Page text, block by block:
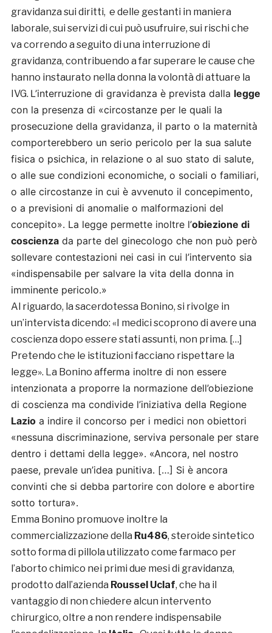
gravidanza sui diritti, e delle gestanti in maniera
laborale, sui servizi di cui può usufruire, sui rischi che
va correndo a seguito di una interruzione di
gravidanza, contribuendo a far superare le cause che
hanno instaurato nella donna la volontà di attuare la
IVG. L’interruzione di gravidanza è prevista dalla legge
con la presenza di «circostanze per le quali la
prosecuzione della gravidanza, il parto o la maternità
comporterebbero un serio pericolo per la sua salute
fisica o psichica, in relazione o al suo stato di salute,
o alle sue condizioni economiche, o sociali o familiari,
o alle circostanze in cui è avvenuto il concepimento,
o a previsioni di anomalie o malformazioni del
concepito». La legge permette inoltre l’obiezione di
coscienzada parte del ginecologo che non può però
sollevare contestazioni nei casi in cui l’intervento sia
«indispensabile per salvare la vita della donna in
imminente pericolo.»
Al riguardo, la sacerdotessa Bonino, si rivolge in
un’intervista dicendo: «I medici scoprono di avere una
coscienza dopo essere stati assunti, non prima. […]
Pretendo che le istituzioni facciano rispettare la
legge». La Bonino afferma inoltre di non essere
intenzionata a proporre la normazione dell’obiezione
di coscienza ma condivide l’iniziativa della Regione
Lazioa indire il concorso per i medici non obiettori
«nessuna discriminazione, serviva personale per stare
dentro i dettami della legge». «Ancora, nel nostro
paese, prevale un’idea punitiva. […] Si è ancora
convinti che si debba partorire con dolore e abortire
sotto tortura».
Emma Bonino promuove inoltre la
commercializzazione della Ru486, steroide sintetico
sotto forma di pillola utilizzato come farmaco per
l’aborto chimico nei primi due mesi di gravidanza,
prodotto dall’azienda Roussel Uclaf, che ha il
vantaggio di non chiedere alcun intervento
chirurgico, oltre a non rendere indispensabile